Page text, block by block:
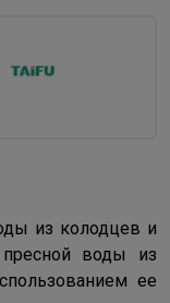
из колодцев и
воды из
ее